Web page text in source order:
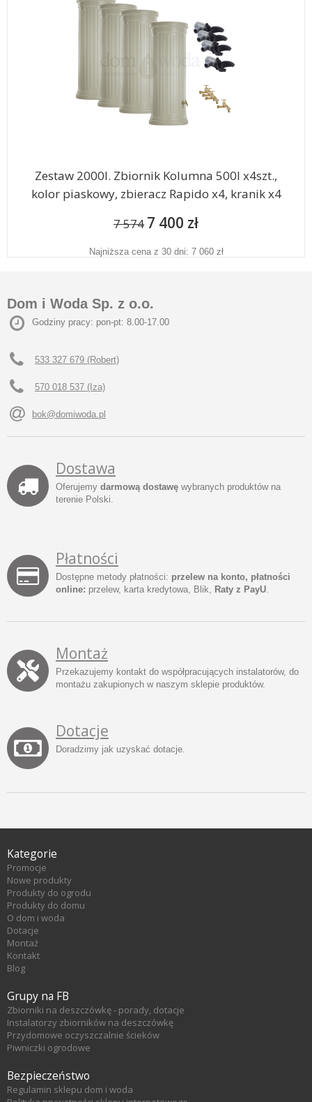
Zestaw 2000l. Zbiornik Kolumna 500l x4szt.,
kolor piaskowy, zbieracz Rapido x4, kranik x4
7 574 7 400 zł
Najniższa cena z 30 dni: 7 060 zł
Dom i Woda Sp. z o.o.
Godziny pracy: pon-pt: 8.00-17.00
533 327 679 (Robert)
570 018 537 (Iza)
bok@domiwoda.pl
Dostawa
Oferujemy darmową dostawę wybranych produktów na
terenie Polski.
Płatności
Dostępne metody płatności: przelew na konto, płatności
online: przelew, karta kredytowa, Blik, Raty z PayU.
Montaż
Przekazujemy kontakt do współpracujących instalatorów, do
montażu zakupionych w naszym sklepie produktów.
Dotacje
Doradzimy jak uzyskać dotacje.
Kategorie
Promocje
Nowe produkty
Produkty do ogrodu
Produkty do domu
O dom i woda
Dotacje
Montaż
Kontakt
Blog
Grupy na FB
Zbiorniki na deszczówkę - porady, dotacje
Instalatorzy zbiorników na deszczówkę
Przydomowe oczyszczalnie ścieków
Piwniczki ogrodowe
Bezpieczeństwo
Regulamin sklepu dom i woda